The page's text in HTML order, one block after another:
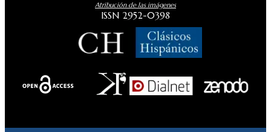
Atribución de las imágenes
ISSN 2952-0398